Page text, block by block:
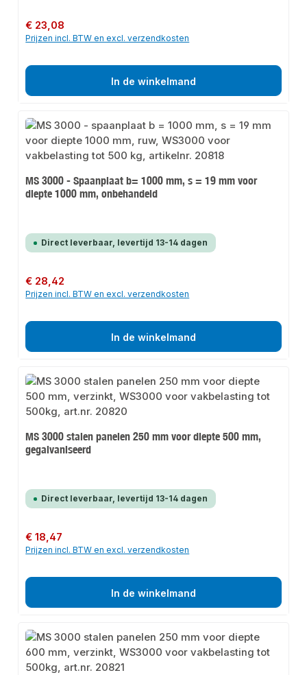
Normale prijs:
€ 23,08
Prijzen incl. BTW en excl. verzendkosten
In de winkelmand
MS 3000 - Spaanplaat b= 1000 mm, s = 19 mm voor
diepte 1000 mm, onbehandeld
Direct leverbaar, levertijd 13-14 dagen
Normale prijs:
€ 28,42
Prijzen incl. BTW en excl. verzendkosten
In de winkelmand
MS 3000 stalen panelen 250 mm voor diepte 500 mm,
gegalvaniseerd
Direct leverbaar, levertijd 13-14 dagen
Normale prijs:
€ 18,47
Prijzen incl. BTW en excl. verzendkosten
In de winkelmand